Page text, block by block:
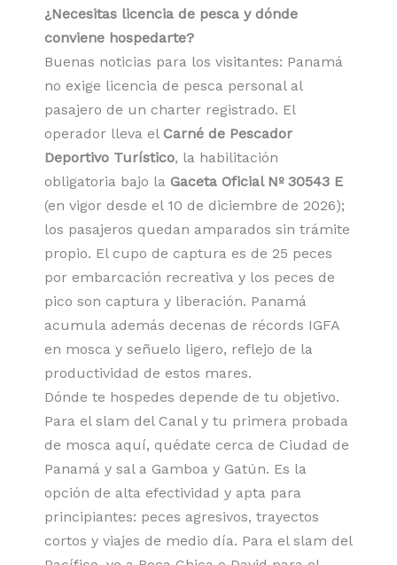
¿Necesitas licencia de pesca y dónde
conviene hospedarte?
Buenas noticias para los visitantes: Panamá
no exige licencia de pesca personal al
pasajero de un charter registrado. El
operador lleva el Carné de Pescador
Deportivo Turístico, la habilitación
obligatoria bajo la Gaceta Oficial Nº 30543 E
(en vigor desde el 10 de diciembre de 2026);
los pasajeros quedan amparados sin trámite
propio. El cupo de captura es de 25 peces
por embarcación recreativa y los peces de
pico son captura y liberación. Panamá
acumula además decenas de récords IGFA
en mosca y señuelo ligero, reflejo de la
productividad de estos mares.
Dónde te hospedes depende de tu objetivo.
Para el slam del Canal y tu primera probada
de mosca aquí, quédate cerca de Ciudad de
Panamá y sal a Gamboa y Gatún. Es la
opción de alta efectividad y apta para
principiantes: peces agresivos, trayectos
cortos y viajes de medio día. Para el slam del